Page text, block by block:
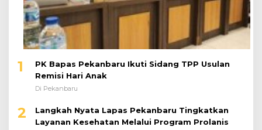
1
PK Bapas Pekanbaru Ikuti Sidang TPP Usulan
Remisi Hari Anak
Di Pekanbaru
2
Langkah Nyata Lapas Pekanbaru Tingkatkan
Layanan Kesehatan Melalui Program Prolanis